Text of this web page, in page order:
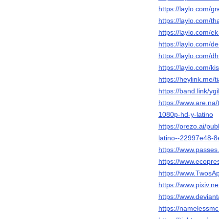
https://laylo.com/
https://laylo.com/
https://laylo.com/
https://laylo.com/
https://laylo.com/
https://laylo.com/
https://heylink.me/
https://band.link/
https://
1080p-hd-y-latino
https://prezo.ai/
latino--22997e48-
https://
https://
https://
https://
https://
https://